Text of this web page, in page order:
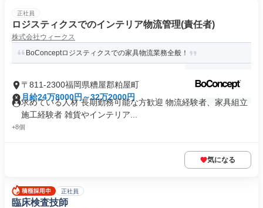
正社員
ロジスティクスでのインテリア物流管理(責任者)
株式会社ウィークス
BoConceptロジスティクスでの家具物流業務全般！
〒811-2300福岡県糟屋郡粕屋町
月給24万8000円～32万2000円
求めている人材 長期勤務可能な方歓迎 物流経験者、家具組立
施工経験者 雑貨やインテリア...
+8個
気になる
正社員
臨床検査技師